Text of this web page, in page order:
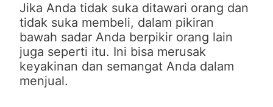
Jika Anda tidak suka ditawari orang dan
tidak suka membeli, dalam pikiran
bawah sadar Anda berpikir orang lain
juga seperti itu. Ini bisa merusak
keyakinan dan semangat Anda dalam
menjual.